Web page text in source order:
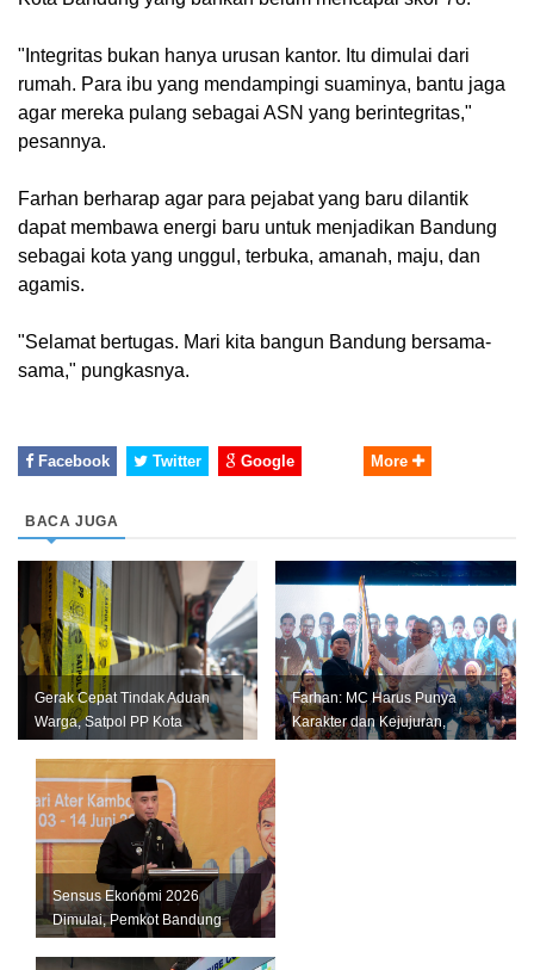
"Integritas bukan hanya urusan kantor. Itu dimulai dari
rumah. Para ibu yang mendampingi suaminya, bantu jaga
agar mereka pulang sebagai ASN yang berintegritas,"
pesannya.
Farhan berharap agar para pejabat yang baru dilantik
dapat membawa energi baru untuk menjadikan Bandung
sebagai kota yang unggul, terbuka, amanah, maju, dan
agamis.
"Selamat bertugas. Mari kita bangun Bandung bersama-
sama," pungkasnya.
Facebook Twitter Google More
BACA JUGA
Gerak Cepat Tindak Aduan
Warga, Satpol PP Kota
Farhan: MC Harus Punya
Karakter dan Kejujuran,
Sensus Ekonomi 2026
Dimulai, Pemkot Bandung